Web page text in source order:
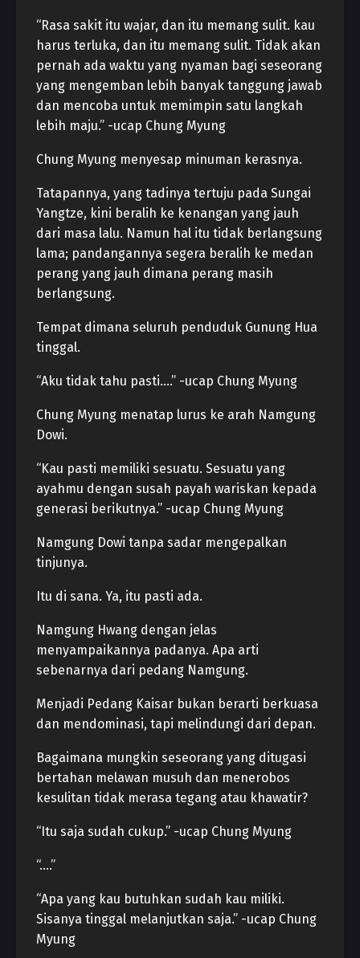
“Rasa sakit itu wajar, dan itu memang sulit. kau
harus terluka, dan itu memang sulit. Tidak akan
pernah ada waktu yang nyaman bagi seseorang
yang mengemban lebih banyak tanggung jawab
dan mencoba untuk memimpin satu langkah
lebih maju.” -ucap Chung Myung
Chung Myung menyesap minuman kerasnya.
Tatapannya, yang tadinya tertuju pada Sungai
Yangtze, kini beralih ke kenangan yang jauh
dari masa lalu. Namun hal itu tidak berlangsung
lama; pandangannya segera beralih ke medan
perang yang jauh dimana perang masih
berlangsung.
Tempat dimana seluruh penduduk Gunung Hua
tinggal.
“Aku tidak tahu pasti….” -ucap Chung Myung
Chung Myung menatap lurus ke arah Namgung
Dowi.
“Kau pasti memiliki sesuatu. Sesuatu yang
ayahmu dengan susah payah wariskan kepada
generasi berikutnya.” -ucap Chung Myung
Namgung Dowi tanpa sadar mengepalkan
tinjunya.
Itu di sana. Ya, itu pasti ada.
Namgung Hwang dengan jelas
menyampaikannya padanya. Apa arti
sebenarnya dari pedang Namgung.
Menjadi Pedang Kaisar bukan berarti berkuasa
dan mendominasi, tapi melindungi dari depan.
Bagaimana mungkin seseorang yang ditugasi
bertahan melawan musuh dan menerobos
kesulitan tidak merasa tegang atau khawatir?
“Itu saja sudah cukup.” -ucap Chung Myung
“….”
“Apa yang kau butuhkan sudah kau miliki.
Sisanya tinggal melanjutkan saja.” -ucap Chung
Myung